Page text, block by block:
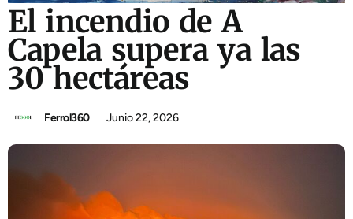
El incendio de A
Capela supera ya las
30 hectáreas
Ferrol360 Junio 22, 2026